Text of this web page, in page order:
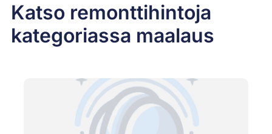
Katso remonttihintoja
kategoriassa maalaus